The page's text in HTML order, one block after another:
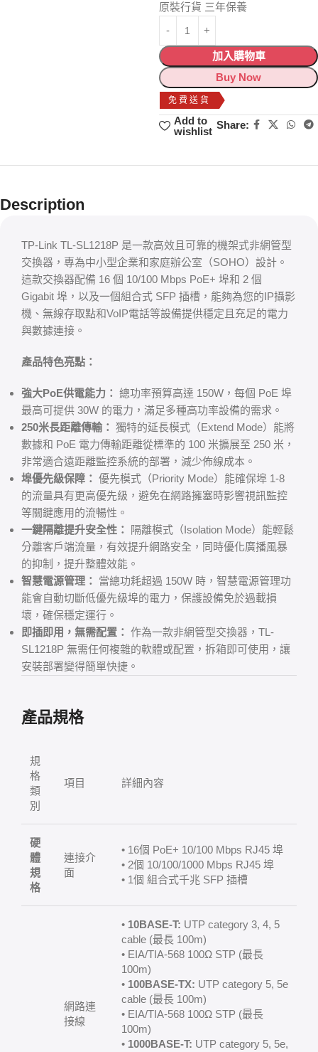
原裝行貨 三年保養
加入購物車
Buy Now
免費送貨
Add to
wishlist
Share:
Description
TP-Link TL-SL1218P 是一款高效且可靠的機架式非網管型
交換器，專為中小型企業和家庭辦公室（SOHO）設計。
這款交換器配備 16 個 10/100 Mbps PoE+ 埠和 2 個
Gigabit 埠，以及一個組合式 SFP 插槽，能夠為您的IP攝影
機、無線存取點和VoIP電話等設備提供穩定且充足的電力
與數據連接。
產品特色亮點：
強大PoE供電能力： 總功率預算高達 150W，每個 PoE 埠
最高可提供 30W 的電力，滿足多種高功率設備的需求。
250米長距離傳輸： 獨特的延長模式（Extend Mode）能將
數據和 PoE 電力傳輸距離從標準的 100 米擴展至 250 米，
非常適合遠距離監控系統的部署，減少佈線成本。
埠優先級保障： 優先模式（Priority Mode）能確保埠 1-8
的流量具有更高優先級，避免在網路擁塞時影響視訊監控
等關鍵應用的流暢性。
一鍵隔離提升安全性：
隔離模式（Isolation Mode）能輕鬆
分離客戶端流量，有效提升網路安全，同時優化廣播風暴
的抑制，提升整體效能。
智慧電源管理：
當總功耗超過 150W 時，智慧電源管理功
能會自動切斷低優先級埠的電力，保護設備免於過載損
壞，確保穩定運行。
即插即用，無需配置： 作為一款非網管型交換器，TL-
SL1218P 無需任何複雜的軟體或配置，拆箱即可使用，讓
安裝部署變得簡單快捷。
產品規格
規
格
類
別
項目 詳細內容
硬
體
規
格
連接介
面
• 16個 PoE+ 10/100 Mbps RJ45 埠
• 2個 10/100/1000 Mbps RJ45 埠
• 1個 組合式千兆 SFP 插槽
網路連
接線
• 10BASE-T: UTP category 3, 4, 5
cable (最長 100m)
• EIA/TIA-568 100Ω STP (最長
100m)
• 100BASE-TX: UTP category 5, 5e
cable (最長 100m)
• EIA/TIA-568 100Ω STP (最長
100m)
• 1000BASE-T: UTP category 5, 5e,